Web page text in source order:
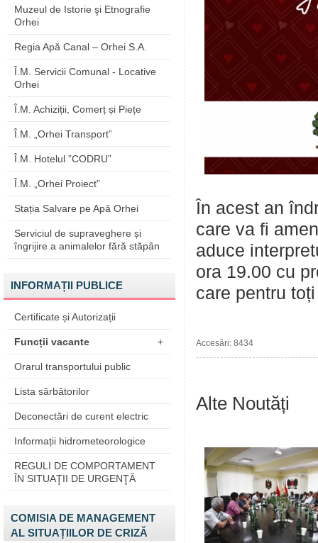
Muzeul de Istorie şi Etnografie
Orhei
Regia Apă Canal – Orhei S.A.
Î.M. Servicii Comunal - Locative
Orhei
Î.M. Achiziții, Comerț și Piețe
Î.M. „Orhei Transport”
Î.M. Hotelul ”CODRU”
Î.M. „Orhei Proiect”
Stația Salvare pe Apă Orhei
Serviciul de supraveghere și
îngrijire a animalelor fără stăpân
INFORMAȚII PUBLICE
Certificate și Autorizații
Funcții vacante +
Orarul transportului public
Lista sărbătorilor
Deconectări de curent electric
Informații hidrometeorologice
REGULI DE COMPORTAMENT
ÎN SITUAŢII DE URGENŢĂ
COMISIA DE MANAGEMENT
AL SITUAȚIILOR DE CRIZĂ
În acest an
care va fi
aduce
ora 19.00 cu
care pentru
Accesări: 8434
Alte Noutăți